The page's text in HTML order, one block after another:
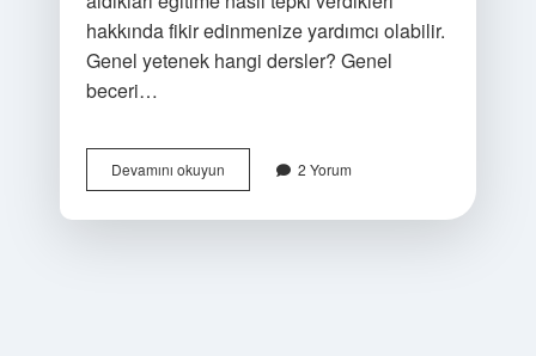
hakkında fikir edinmenize yardımcı olabilir.
Genel yetenek hangi dersler? Genel
beceri…
Devamını okuyunGenel
Yetenek
2 Yorum